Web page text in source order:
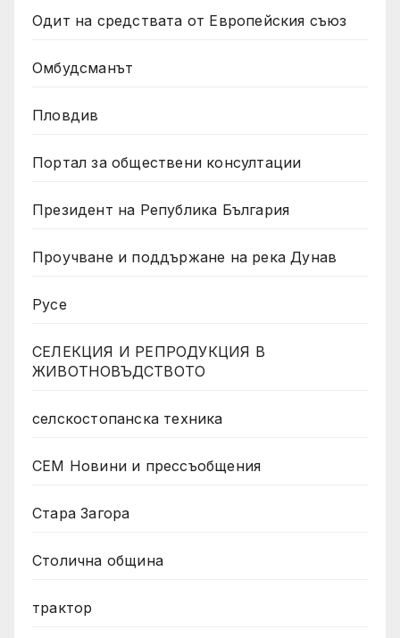
Одит на средствата от Европейския съюз
Омбудсманът
Пловдив
Портал за обществени консултации
Президент на Република България
Проучване и поддържане на река Дунав
Русе
СЕЛЕКЦИЯ И РЕПРОДУКЦИЯ В
ЖИВОТНОВЪДСТВОТО
селскостопанска техника
СЕМ Новини и прессъобщения
Стара Загора
Столична община
трактор